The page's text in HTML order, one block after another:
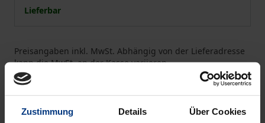
Zustimmung Details Über Cookies
Lieferbar
Preisangaben inkl. MwSt. Abhängig von der Lieferadresse
kann die MwSt. an der Kasse variieren.
In den Warenkorb
Zur Wunschliste hinzufügen